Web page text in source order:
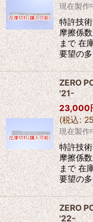
現在製作
特許技
摩擦係
まで 在
要望の
ZERO
'21-
23,000
(税込:
現在製作
特許技
摩擦係
まで 在
要望の
ZERO
'22-